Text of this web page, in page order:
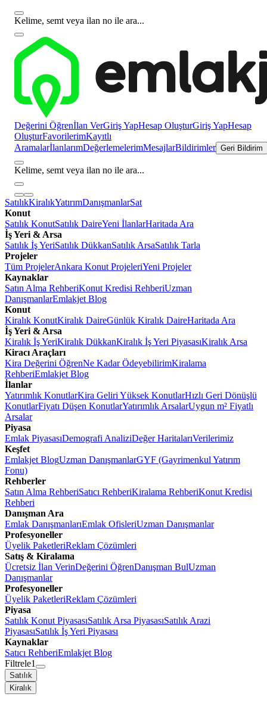
Kelime, semt veya ilan no ile ara...
Değerini Öğrenİlan VerGiriş YapHesap OluşturGiriş YapHesap
OluşturFavorilerimKayıtlı
AramalarİlanlarımDeğerlemelerimMesajlarBildirimler Geri Bildirim
Kelime, semt veya ilan no ile ara...
SatılıkKiralıkYatırımDanışmanlarSat
Konut
Satılık KonutSatılık DaireYeni İlanlarHaritada Ara
İş Yeri & Arsa
Satılık İş YeriSatılık DükkanSatılık ArsaSatılık Tarla
Projeler
Tüm ProjelerAnkara Konut ProjeleriYeni Projeler
Kaynaklar
Satın Alma RehberiKonut Kredisi RehberiUzman
DanışmanlarEmlakjet Blog
Konut
Kiralık KonutKiralık DaireGünlük Kiralık DaireHaritada Ara
İş Yeri & Arsa
Kiralık İş YeriKiralık DükkanKiralık İş Yeri PiyasasıKiralık Arsa
Kiracı Araçları
Kira Değerini ÖğrenNe Kadar ÖdeyebilirimKiralama
RehberiEmlakjet Blog
İlanlar
Yatırımlık KonutlarKira Geliri Yüksek KonutlarHızlı Geri Dönüşlü
KonutlarFiyatı Düşen KonutlarYatırımlık ArsalarUygun m² Fiyatlı
Arsalar
Piyasa
Emlak PiyasasıDemografi AnaliziDeğer HaritalarıVerilerimiz
Keşfet
Emlakjet BlogUzman DanışmanlarGYF (Gayrimenkul Yatırım
Fonu)
Rehberler
Satın Alma RehberiSatıcı RehberiKiralama RehberiKonut Kredisi
Rehberi
Danışman Ara
Emlak DanışmanlarıEmlak OfisleriUzman Danışmanlar
Profesyoneller
Üyelik PaketleriReklam Çözümleri
Satış & Kiralama
Ücretsiz İlan VerinDeğerini ÖğrenDanışman BulUzman
Danışmanlar
Profesyoneller
Üyelik PaketleriReklam Çözümleri
Piyasa
Satılık Konut PiyasasıSatılık Arsa PiyasasıSatılık Arazi
PiyasasıSatılık İş Yeri Piyasası
Kaynaklar
Satıcı RehberiEmlakjet Blog
Filtrele1
Satılık
Kiralık